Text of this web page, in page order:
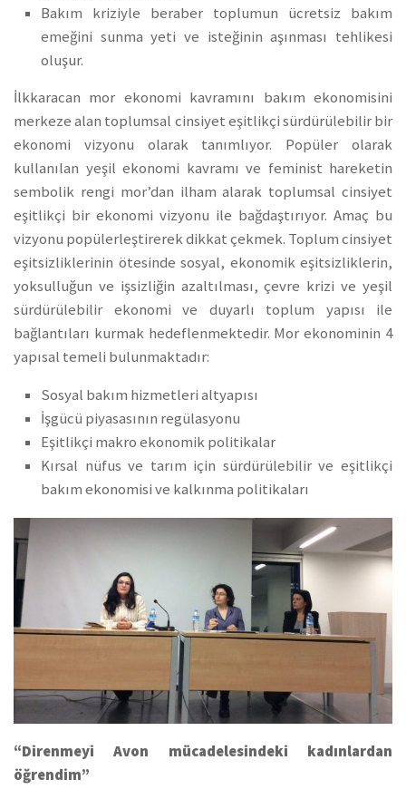
Bakım kriziyle beraber toplumun ücretsiz bakım
emeğini sunma yeti ve isteğinin aşınması tehlikesi
oluşur.
İlkkaracan mor ekonomi kavramını bakım ekonomisini
merkeze alan toplumsal cinsiyet eşitlikçi sürdürülebilir bir
ekonomi vizyonu olarak tanımlıyor. Popüler olarak
kullanılan yeşil ekonomi kavramı ve feminist hareketin
sembolik rengi mor’dan ilham alarak toplumsal cinsiyet
eşitlikçi bir ekonomi vizyonu ile bağdaştırıyor. Amaç bu
vizyonu popülerleştirerek dikkat çekmek. Toplum cinsiyet
eşitsizliklerinin ötesinde sosyal, ekonomik eşitsizliklerin,
yoksulluğun ve işsizliğin azaltılması, çevre krizi ve yeşil
sürdürülebilir ekonomi ve duyarlı toplum yapısı ile
bağlantıları kurmak hedeflenmektedir. Mor ekonominin 4
yapısal temeli bulunmaktadır:
Sosyal bakım hizmetleri altyapısı
İşgücü piyasasının regülasyonu
Eşitlikçi makro ekonomik politikalar
Kırsal nüfus ve tarım için sürdürülebilir ve eşitlikçi
bakım ekonomisi ve kalkınma politikaları
“Direnmeyi Avon mücadelesindeki kadınlardan
öğrendim”